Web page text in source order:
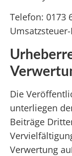
Telefon: 0173
Die
unterliegen
Beiträge
Verwertung